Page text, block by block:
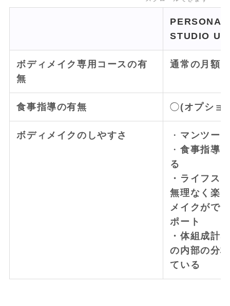
STUDIO U
ボディメイク専用コースの有
無
通常の月額
食事指導の有無 ◯(オプショ
ボディメイクのしやすさ ・ マンツー
・ 食事指導
る
・ライフス
無理なく楽
メイクがで
ポート
・体組成計
の内部の分
ている